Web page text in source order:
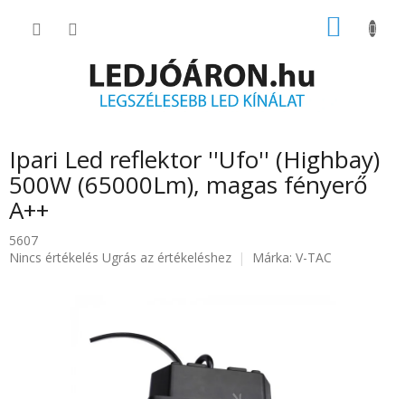
KOSÁR
Ipari Led reflektor ''Ufo'' (Highbay)
500W (65000Lm), magas fényerő
A++
5607
A
Nincs értékelés Ugrás az értékeléshez Márka: V-TAC